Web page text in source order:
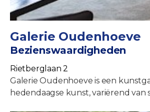
Galerie Oudenhoeve
Bezienswaardigheden
Rietberglaan 2
Galerie Oudenhoeve is een
hedendaagse kunst, variërend